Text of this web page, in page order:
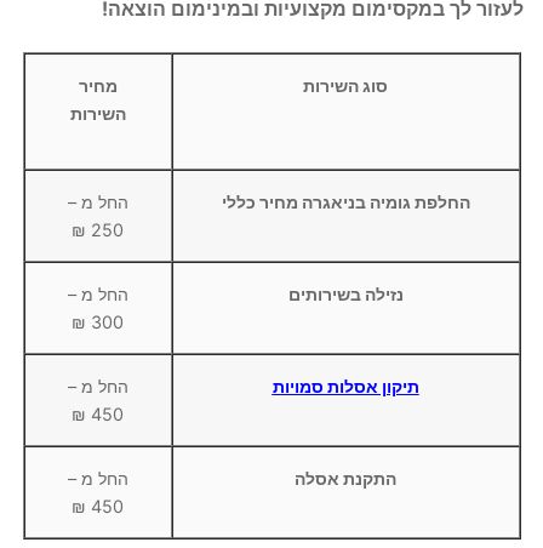
לעזור לך במקסימום מקצועיות ובמינימום הוצאה!
סוג השירות
מחיר
השירות
החלפת גומיה בניאגרה מחיר כללי
החל מ –
250 ₪
נזילה בשירותים
החל מ –
300 ₪
תיקון אסלות סמויות
החל מ –
450 ₪
התקנת אסלה
החל מ –
450 ₪